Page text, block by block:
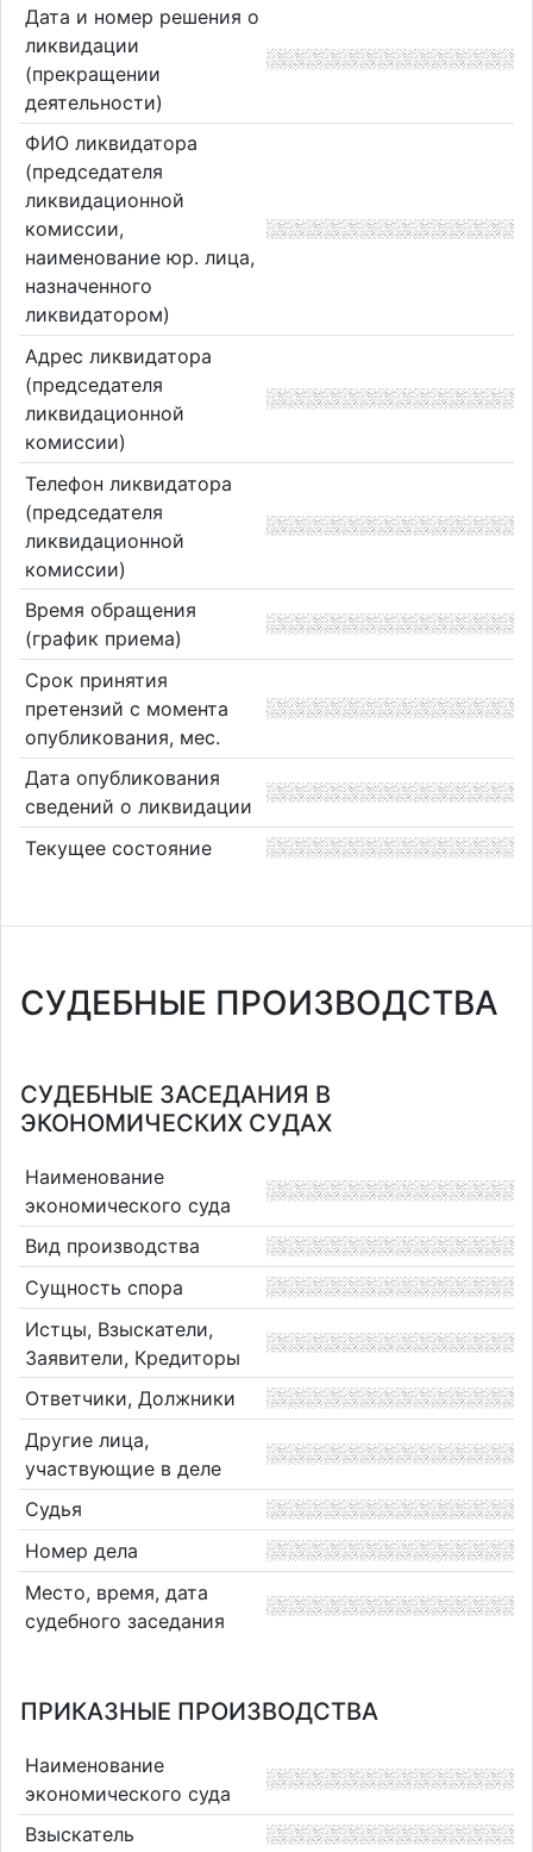
Дата и номер решения о
ликвидации
(прекращении
деятельности)
ФИО ликвидатора
(председателя
ликвидационной
комиссии,
наименование юр. лица,
назначенного
ликвидатором)
Адрес ликвидатора
(председателя
ликвидационной
комиссии)
Телефон ликвидатора
(председателя
ликвидационной
комиссии)
Время обращения
(график приема)
Срок принятия
претензий с момента
опубликования, мес.
Дата опубликования
сведений о ликвидации
Текущее состояние
СУДЕБНЫЕ ПРОИЗВОДСТВА
СУДЕБНЫЕ ЗАСЕДАНИЯ В
ЭКОНОМИЧЕСКИХ СУДАХ
Наименование
экономического суда
Вид производства
Сущность спора
Истцы, Взыскатели,
Заявители, Кредиторы
Ответчики, Должники
Другие лица,
участвующие в деле
Судья
Номер дела
Место, время, дата
судебного заседания
ПРИКАЗНЫЕ ПРОИЗВОДСТВА
Наименование
экономического суда
Взыскатель